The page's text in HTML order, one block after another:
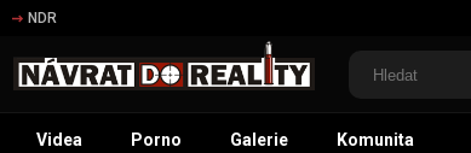
NDR
Videa Porno Galerie Komunita